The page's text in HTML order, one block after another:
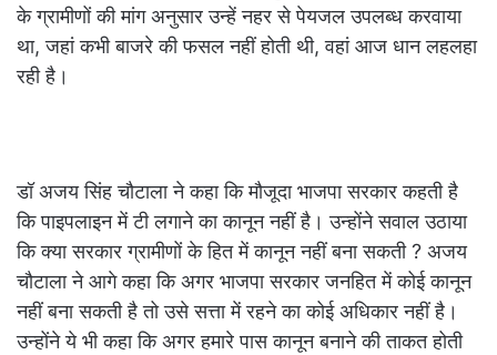
के ग्रामीणों की मांग अनुसार उन्हें नहर से पेयजल उपलब्ध करवाया
था,जहां कभी बाजरे की फसल नहीं होती थी,वहां आज धान लहलहा
रही है।
डॉ अजय सिंह चौटाला ने कहा कि मौजूदा भाजपा सरकार कहती है
कि पाइपलाइन में टी लगाने का कानून नहीं है। उन्होंने सवाल उठाया
कि क्या सरकार ग्रामीणों के हित में कानून नहीं बना सकती? अजय
चौटाला ने आगे कहा कि अगर भाजपा सरकार जनहित में कोई कानून
नहीं बना सकती है तो उसे सत्ता में रहने का कोई अधिकार नहीं है।
उन्होंने ये भी कहा कि अगर हमारे पास कानून बनाने की ताकत होती